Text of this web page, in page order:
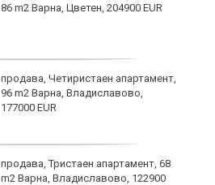
86 m2 Варна, Цветен, 204900 EUR
продава, Четиристаен апартамент,
96 m2 Варна, Владиславово,
177000 EUR
продава, Тристаен апартамент, 68
m2 Варна, Владиславово, 122900